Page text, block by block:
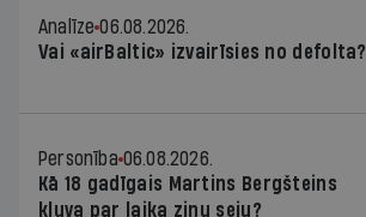
Analīze 06.08.2026.
Vai «airBaltic» izvairīsies no defolta?
Personība 06.08.2026.
Kā 18 gadīgais Martins Bergšteins
kļuva par laika ziņu seju?